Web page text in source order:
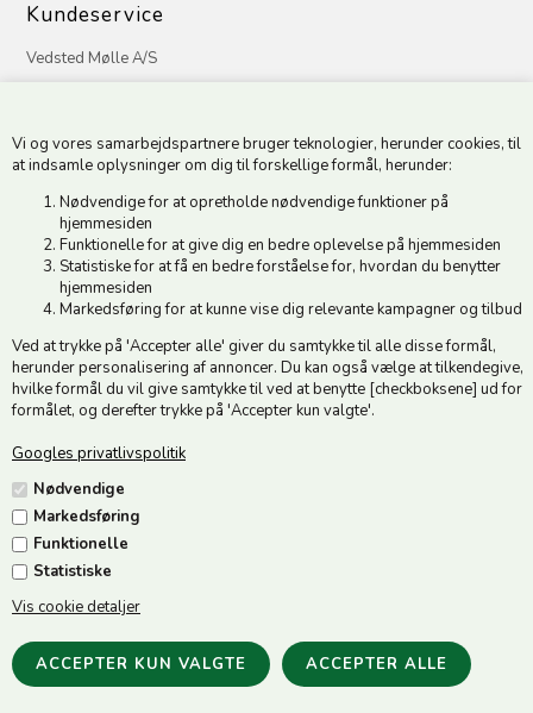
Vi og vores samarbejdspartnere bruger teknologier, herunder cookies, til
at indsamle oplysninger om dig til forskellige formål, herunder:
Nødvendige for at opretholde nødvendige funktioner på
hjemmesiden
Funktionelle for at give dig en bedre oplevelse på hjemmesiden
Statistiske for at få en bedre forståelse for, hvordan du benytter
hjemmesiden
Markedsføring for at kunne vise dig relevante kampagner og tilbud
Ved at trykke på 'Accepter alle' giver du samtykke til alle disse formål,
herunder personalisering af annoncer. Du kan også vælge at tilkendegive,
hvilke formål du vil give samtykke til ved at benytte [checkboksene] ud for
formålet, og derefter trykke på 'Accepter kun valgte'.
Googles privatlivspolitik
Nødvendige
Markedsføring
Funktionelle
Statistiske
Vis cookie detaljer
Kundeservice
Vedsted Mølle A/S
CVR 49879415 Mailvedstedmoelle@post.tele.dk
Åbningstider: Man-Fre 9.00-17.00 | Middagslukket 12.00-12.30 |
Lørdag 9.00-12.00
Hold dig opdateret
Tilmeld dig vores nyhedsbrev og modtag gode tilbud :)
Jeg accepterer vilkårene
Følg os